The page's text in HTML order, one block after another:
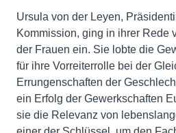
Ursula von der Leyen,
Kommission, ging in ihrer Rede
der Frauen ein. Sie lobte die
für ihre Vorreiterrolle bei der
Errungenschaften der
ein Erfolg der Gewerkschaften
sie die Relevanz von